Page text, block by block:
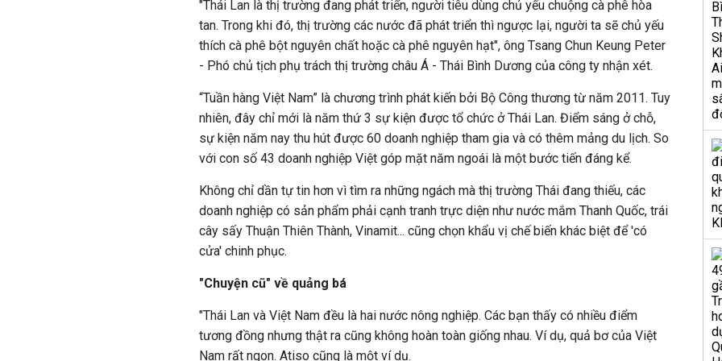
"Thái Lan là thị trường đang phát triển, người tiêu dùng chủ yếu chuộng cà phê hòa
tan. Trong khi đó, thị trường các nước đã phát triển thì ngược lại, người ta sẽ chủ yếu
thích cà phê bột nguyên chất hoặc cà phê nguyên hạt", ông Tsang Chun Keung Peter
- Phó chủ tịch phụ trách thị trường châu Á - Thái Bình Dương của công ty nhận xét.
“Tuần hàng Việt Nam” là chương trình phát kiến bởi Bộ Công thương từ năm 2011. Tuy
nhiên, đây chỉ mới là năm thứ 3 sự kiện được tổ chức ở Thái Lan. Điểm sáng ở chỗ,
sự kiện năm nay thu hút được 60 doanh nghiệp tham gia và có thêm mảng du lịch. So
với con số 43 doanh nghiệp Việt góp mặt năm ngoái là một bước tiến đáng kể.
Không chỉ dần tự tin hơn vì tìm ra những ngách mà thị trường Thái đang thiếu, các
doanh nghiệp có sản phẩm phải cạnh tranh trực diện như nước mắm Thanh Quốc, trái
cây sấy Thuận Thiên Thành, Vinamit... cũng chọn khẩu vị chế biến khác biệt để 'có
cửa' chinh phục.
"Chuyện cũ" về quảng bá
"Thái Lan và Việt Nam đều là hai nước nông nghiệp. Các bạn thấy có nhiều điểm
tương đồng nhưng thật ra cũng không hoàn toàn giống nhau. Ví dụ, quả bơ của Việt
Nam rất ngon. Atiso cũng là một ví dụ.